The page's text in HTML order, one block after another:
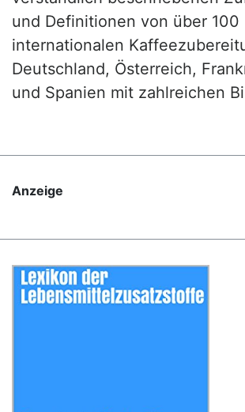
und Definitionen von über 100
internationalen
Deutschland, Österreich,
und Spanien mit zahlreichen
Anzeige